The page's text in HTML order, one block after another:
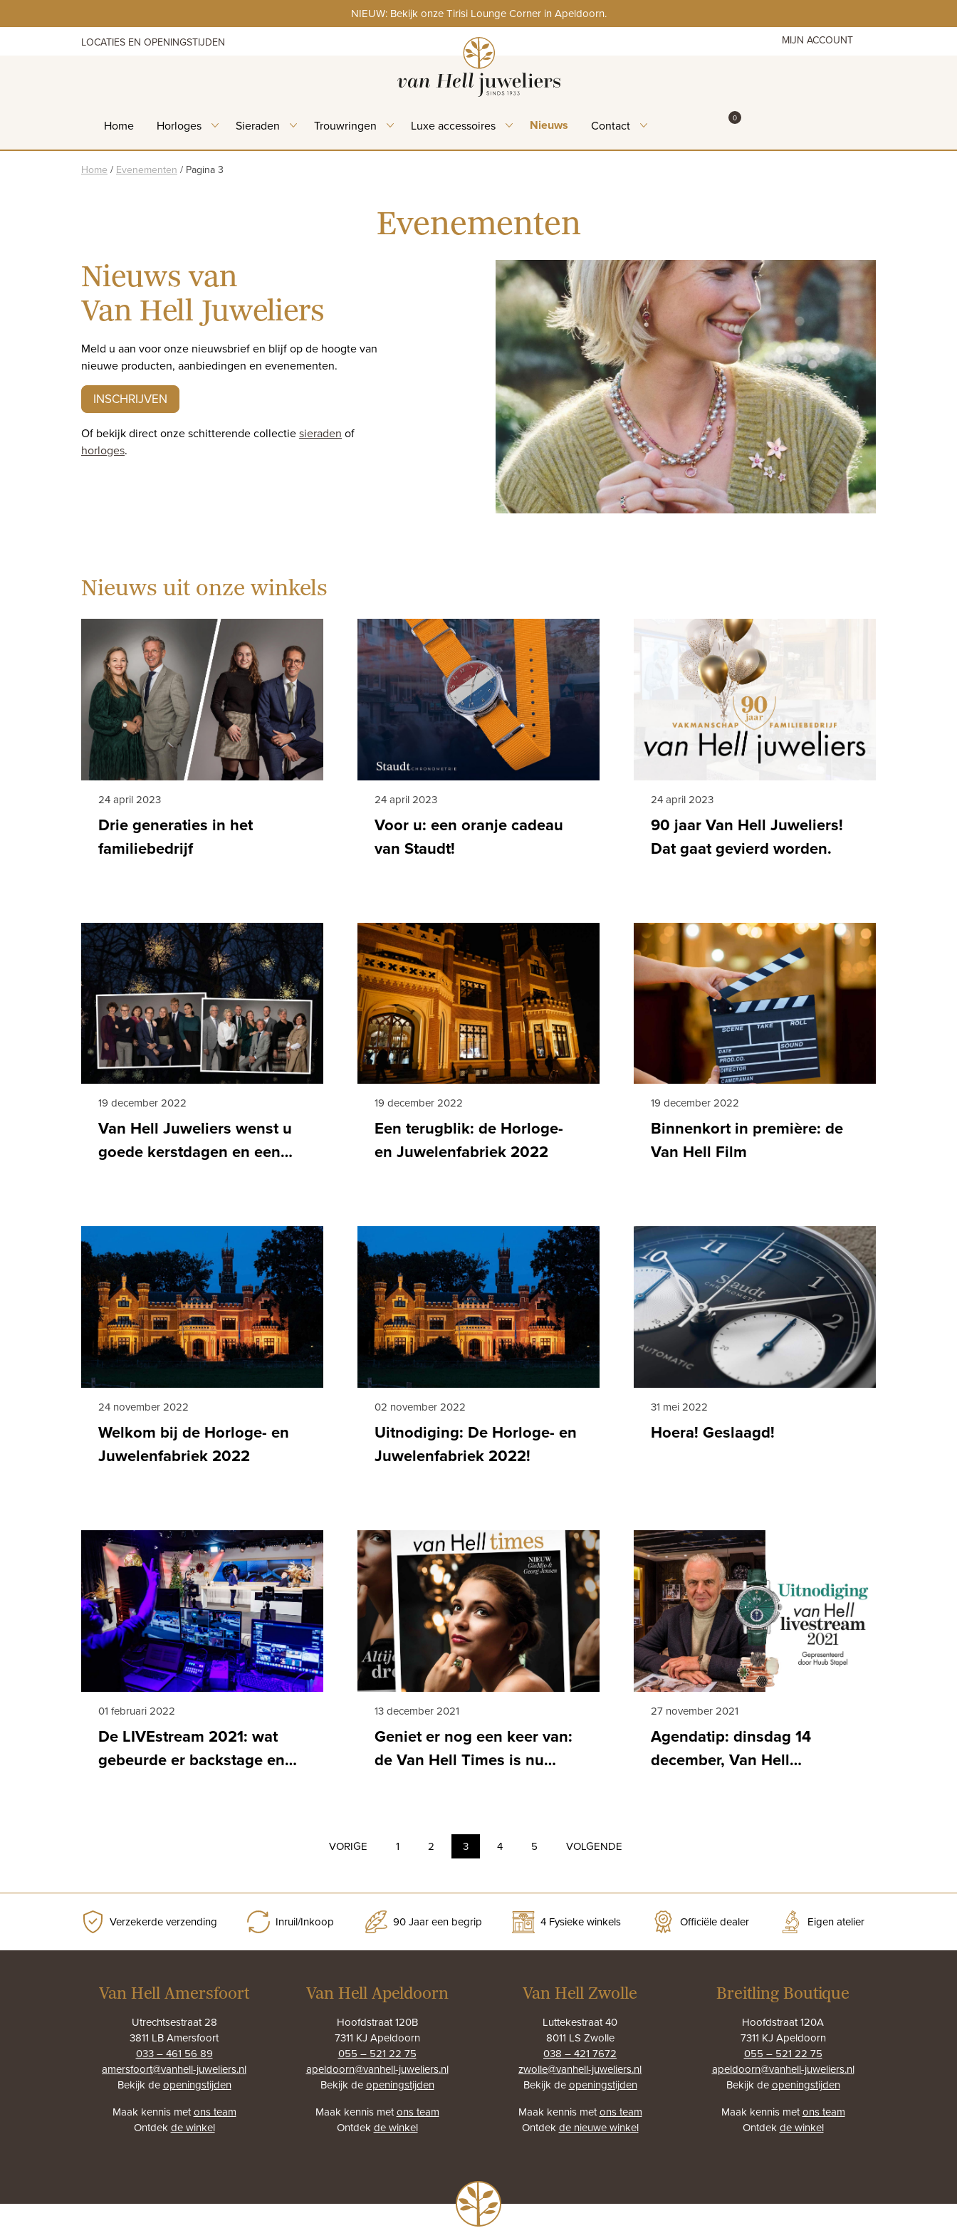
to
NIEUW: Bekijk onze Tirisi Lounge Corner in Apeldoorn.
LOCATIES EN OPENINGSTIJDEN MIJN ACCOUNT
Home Horloges Sieraden Trouwringen Luxe accessoires Nieuws Contact WINKELMAND
0ITEMS IN WINKELMAND
Home / Evenementen / Pagina 3
Evenementen
Nieuws van
Van Hell Juweliers
Meld u aan voor onze nieuwsbrief en blijf op de hoogte van
nieuwe producten, aanbiedingen en evenementen.
INSCHRIJVEN
Of bekijk direct onze schitterende collectiesieraden of
horloges.
Nieuws uit onze winkels
24 april 2023
Drie generaties in het
familiebedrijf
24 april 2023
Voor u: een oranje cadeau
van Staudt!
24 april 2023
90 jaar Van Hell Juweliers!
Dat gaat gevierd worden.
19 december 2022
Van Hell Juweliers wenst u
goede kerstdagen en een
19 december 2022
Een terugblik: de Horloge-
en Juwelenfabriek 2022
19 december 2022
Binnenkort in première: de
Van Hell Film
24 november 2022
Welkom bij de Horloge- en
Juwelenfabriek 2022
02 november 2022
Uitnodiging: De Horloge- en
Juwelenfabriek 2022!
31 mei 2022
Hoera! Geslaagd!
01 februari 2022
De LIVEstream 2021: wat
gebeurde er backstage en
13 december 2021
Geniet er nog een keer van:
de Van Hell Times is nu
27 november 2021
Agendatip: dinsdag 14
december, Van Hell
VORIGE 1 2 3 4 5 VOLGENDE
Verzekerde verzending Inruil/Inkoop 90 Jaar een begrip 4 Fysieke winkels Officiële dealer Eigen atelier
Van Hell Amersfoort
Utrechtsestraat 28
3811 LB Amersfoort
033 – 461 56 89
amersfoort@vanhell-juweliers.nl
Bekijk deopeningstijden
Maak kennis metons team
Ontdekde winkel
Van Hell Apeldoorn
Hoofdstraat 120B
7311 KJ Apeldoorn
055 – 521 22 75
apeldoorn@vanhell-juweliers.nl
Bekijk deopeningstijden
Maak kennis metons team
Ontdekde winkel
Van Hell Zwolle
Luttekestraat 40
8011 LS Zwolle
038 – 421 7672
zwolle@vanhell-juweliers.nl
Bekijk deopeningstijden
Maak kennis metons team
Ontdekde nieuwe winkel
Breitling Boutique
Hoofdstraat 120A
7311 KJ Apeldoorn
055 – 521 22 75
apeldoorn@vanhell-juweliers.nl
Bekijk deopeningstijden
Maak kennis metons team
Ontdekde winkel